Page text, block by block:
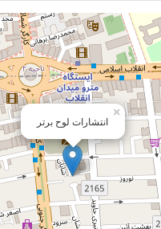
انتشارات لوح برتر
×